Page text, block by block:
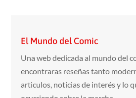
El Mundo del Comic
Una web dedicada al mundo del
encontraras reseñas tanto
articulos, noticias de interés y lo